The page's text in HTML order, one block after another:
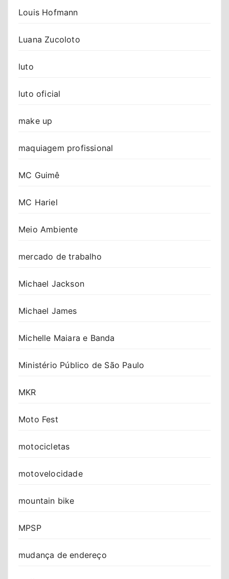
Louis Hofmann
Luana Zucoloto
luto
luto oficial
make up
maquiagem profissional
MC Guimê
MC Hariel
Meio Ambiente
mercado de trabalho
Michael Jackson
Michael James
Michelle Maiara e Banda
Ministério Público de São Paulo
MKR
Moto Fest
motocicletas
motovelocidade
mountain bike
MPSP
mudança de endereço